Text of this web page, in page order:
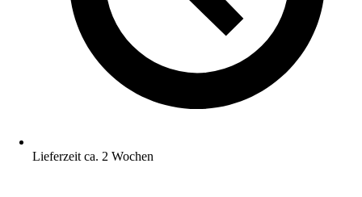
Lieferzeit ca. 2 Wochen